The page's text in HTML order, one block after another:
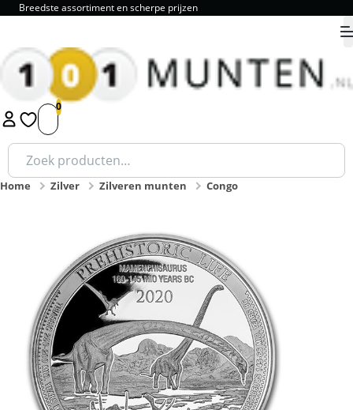
Breedste assortiment en scherpe prijzen
1 2 3 4 5 9.8
Zoeken
naar:
Home Zilver Zilveren munten Congo